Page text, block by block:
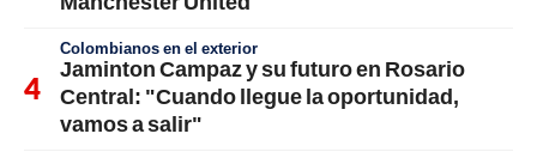
Colombianos en el exterior
Jaminton Campaz y su futuro en Rosario
Central: "Cuando llegue la oportunidad,
vamos a salir"